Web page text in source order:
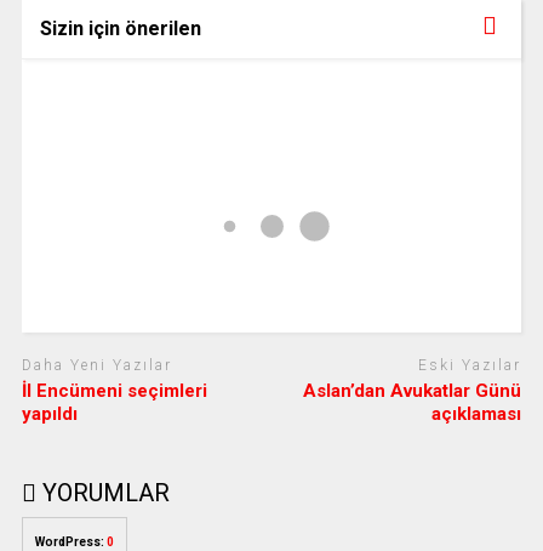
Sizin için önerilen
Daha Yeni Yazılar
İl Encümeni seçimleri
yapıldı
Eski Yazılar
Aslan’dan Avukatlar Günü
açıklaması
YORUMLAR
WordPress: 0